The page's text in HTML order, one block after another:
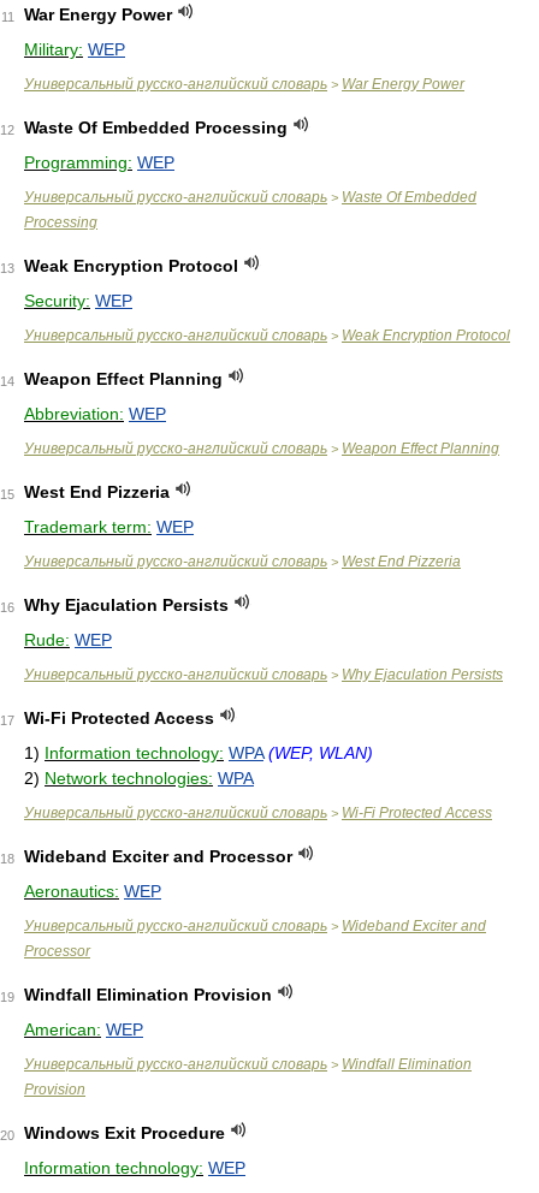
11
War Energy Power
Military: WEP
Универсальный русско-английский словарь > War Energy Power
12
Waste Of Embedded Processing
Programming: WEP
Универсальный русско-английский словарь > Waste Of Embedded
Processing
13
Weak Encryption Protocol
Security: WEP
Универсальный русско-английский словарь > Weak Encryption Protocol
14
Weapon Effect Planning
Abbreviation: WEP
Универсальный русско-английский словарь > Weapon Effect Planning
15
West End Pizzeria
Trademark term: WEP
Универсальный русско-английский словарь > West End Pizzeria
16
Why Ejaculation Persists
Rude: WEP
Универсальный русско-английский словарь > Why Ejaculation Persists
17
Wi-Fi Protected Access
1) Information technology: WPA (WEP, WLAN)
2) Network technologies: WPA
Универсальный русско-английский словарь > Wi-Fi Protected Access
18
Wideband Exciter and Processor
Aeronautics: WEP
Универсальный русско-английский словарь > Wideband Exciter and
Processor
19
Windfall Elimination Provision
American: WEP
Универсальный русско-английский словарь > Windfall Elimination
Provision
20
Windows Exit Procedure
Information technology: WEP